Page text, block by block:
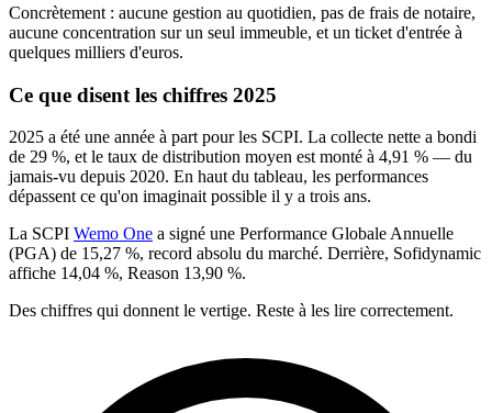
Concrètement : aucune gestion au quotidien, pas de frais de notaire,
aucune concentration sur un seul immeuble, et un ticket d'entrée à
quelques milliers d'euros.
Ce que disent les chiffres 2025
2025 a été une année à part pour les SCPI. La collecte nette a bondi
de 29 %, et le taux de distribution moyen est monté à 4,91 % — du
jamais-vu depuis 2020. En haut du tableau, les performances
dépassent ce qu'on imaginait possible il y a trois ans.
La SCPI Wemo One a signé une Performance Globale Annuelle
(PGA) de 15,27 %, record absolu du marché. Derrière, Sofidynamic
affiche 14,04 %, Reason 13,90 %.
Des chiffres qui donnent le vertige. Reste à les lire correctement.